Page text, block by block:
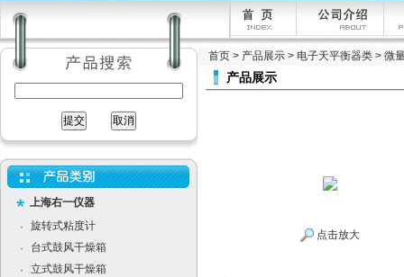
上海右一仪器
·
旋转式粘度计
·
台式鼓风干燥箱
·
立式鼓风干燥箱
首页 > 产品展示 > 电子天平衡器类 > 微
产品展示
点击放大